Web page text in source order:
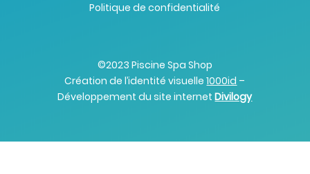
Politique de confidentialité
©2023 Piscine Spa Shop
Création de l’identité visuelle1000id –
Développement du site internetDivilogy